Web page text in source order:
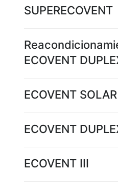
SUPERECOVENT
ECOVENT
ECOVENT SOLAR
ECOVENT
ECOVENT III